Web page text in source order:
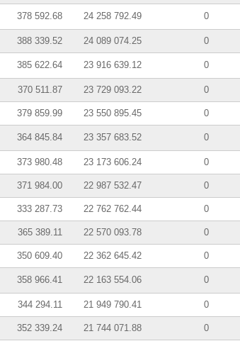
378 592.68 24 258 792.49 0
388 339.52 24 089 074.25 0
385 622.64 23 916 639.12 0
370 511.87 23 729 093.22 0
379 859.99 23 550 895.45 0
364 845.84 23 357 683.52 0
373 980.48 23 173 606.24 0
371 984.00 22 987 532.47 0
333 287.73 22 762 762.44 0
365 389.11 22 570 093.78 0
350 609.40 22 362 645.42 0
358 966.41 22 163 554.06 0
344 294.11 21 949 790.41 0
352 339.24 21 744 071.88 0